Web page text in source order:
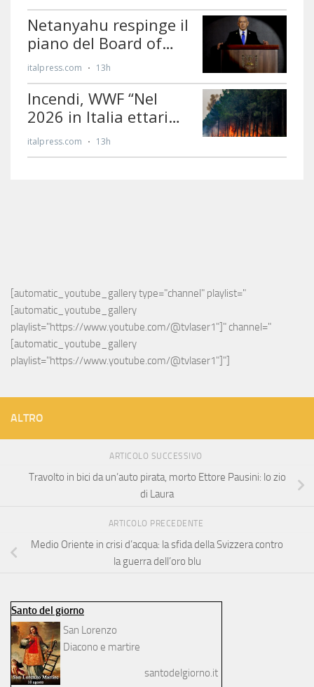
[automatic_youtube_gallery type="channel" playlist="
[automatic_youtube_gallery
playlist="https://www.youtube.com/@tvlaser1"]" channel="
[automatic_youtube_gallery
playlist="https://www.youtube.com/@tvlaser1"]"]
ALTRO
ARTICOLO SUCCESSIVO
Travolto in bici da un’auto pirata, morto Ettore Pausini: lo zio
di Laura
ARTICOLO PRECEDENTE
Medio Oriente in crisi d’acqua: la sfida della Svizzera contro
la guerra dell’oro blu
Santo del giorno
San Lorenzo
Diacono e martire
santodelgiorno.it